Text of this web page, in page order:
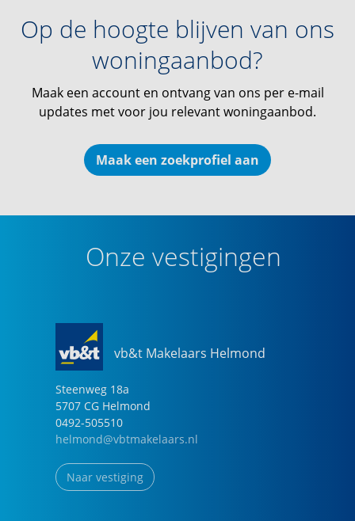
Op de hoogte blijven van ons
woningaanbod?
Maak een account en ontvang van ons per e-mail
updates met voor jou relevant woningaanbod.
Maak een zoekprofiel aan
Onze vestigingen
vb&t Makelaars Helmond
Steenweg 18a
5707 CG Helmond
0492-505510
helmond@vbtmakelaars.nl
Naar vestiging